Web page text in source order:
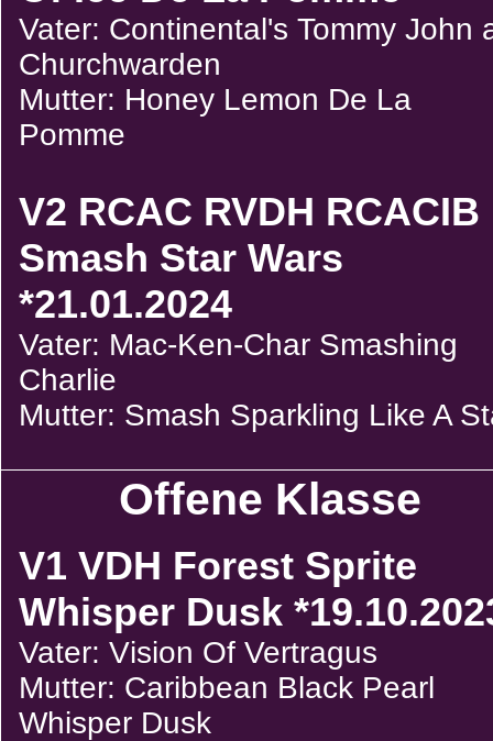
Vater: Continental's Tommy John
Churchwarden
Mutter: Honey Lemon De La
Pomme
V2 RCAC RVDH RCACIB
Smash Star Wars
*21.01.2024
Vater: Mac-Ken-Char Smashing
Charlie
Mutter: Smash Sparkling Like A
Offene Klasse
V1 VDH Forest Sprite
Whisper Dusk
Vater: Vision Of Vertragus
Mutter: Caribbean Black Pearl
Whisper Dusk